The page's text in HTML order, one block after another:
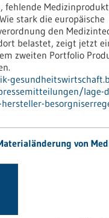
fehlende
stark die europäische
den
belastet, zeigt jetzt
zweiten Portfolio
lage-
von